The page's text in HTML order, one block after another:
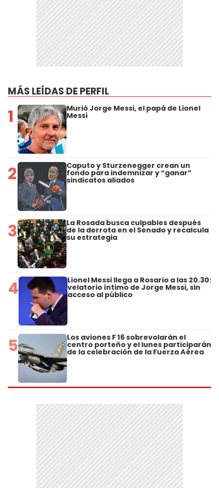
MÁS LEÍDAS DE PERFIL
1 Murió Jorge Messi, el papá de Lionel
Messi
2 Caputo y Sturzenegger crean un
fondo para indemnizar y “ganar”
sindicatos aliados
3 La Rosada busca culpables después
de la derrota en el Senado y recalcula
su estrategia
4 Lionel Messi llega a Rosario a las 20.30:
velatorio íntimo de Jorge Messi, sin
acceso al público
5 Los aviones F 16 sobrevolarán el
centro porteño y el lunes participarán
de la celebración de la Fuerza Aérea